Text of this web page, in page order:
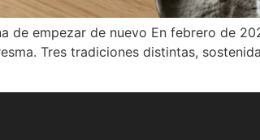
de empezar de nuevo En febrero de
Tres tradiciones distintas,